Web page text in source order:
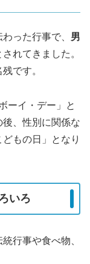
った行事で、 男
されてきました。
です。
ーイ・デー」と
、性別に関係な
もの日」となり
いろ
行事や食べ物、